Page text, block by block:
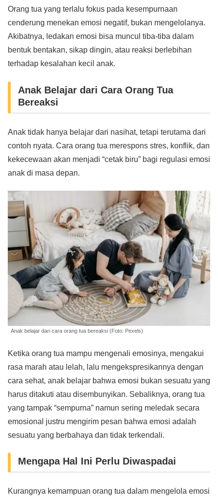
Orang tua yang terlalu fokus pada kesempurnaan
cenderung menekan emosi negatif, bukan mengelolanya.
Akibatnya, ledakan emosi bisa muncul tiba-tiba dalam
bentuk bentakan, sikap dingin, atau reaksi berlebihan
terhadap kesalahan kecil anak.
Anak Belajar dari Cara Orang Tua
Bereaksi
Anak tidak hanya belajar dari nasihat, tetapi terutama dari
contoh nyata. Cara orang tua merespons stres, konflik, dan
kekecewaan akan menjadi “cetak biru” bagi regulasi emosi
anak di masa depan.
Anak belajar dari cara orang tua bereaksi (Foto: Pexels)
Ketika orang tua mampu mengenali emosinya, mengakui
rasa marah atau lelah, lalu mengekspresikannya dengan
cara sehat, anak belajar bahwa emosi bukan sesuatu yang
harus ditakuti atau disembunyikan. Sebaliknya, orang tua
yang tampak “sempurna” namun sering meledak secara
emosional justru mengirim pesan bahwa emosi adalah
sesuatu yang berbahaya dan tidak terkendali.
Mengapa Hal Ini Perlu Diwaspadai
Kurangnya kemampuan orang tua dalam mengelola emosi